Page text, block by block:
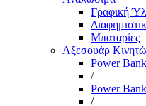
Γραφική
Μπαταρίες
Αξεσουάρ
Power Bank
/
Power
/